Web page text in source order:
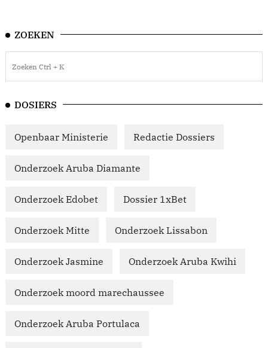
ZOEKEN
DOSIERS
Openbaar Ministerie Redactie Dossiers
Onderzoek Aruba Diamante
Onderzoek Edobet Dossier 1xBet
Onderzoek Mitte Onderzoek Lissabon
Onderzoek Jasmine Onderzoek Aruba Kwihi
Onderzoek moord marechaussee
Onderzoek Aruba Portulaca